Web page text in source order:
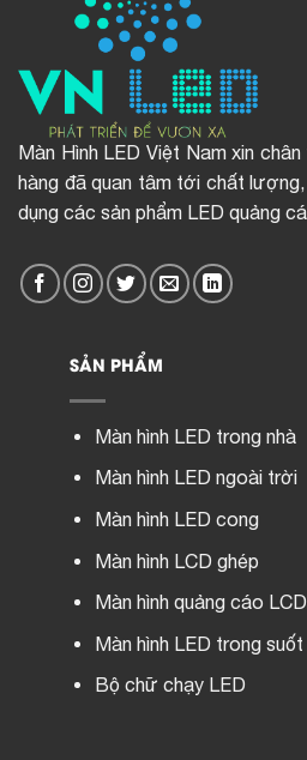
Màn Hình LED Việt Nam xin
hàng đã quan tâm tới chất
dụng các sản phẩm LED quảng
SẢN PHẨM
Màn hình LED trong nhà
Màn hình LED ngoài trời
Màn hình LED cong
Màn hình LCD ghép
Màn hình quảng cáo LCD
Màn hình LED trong suốt
Bộ chữ chạy LED